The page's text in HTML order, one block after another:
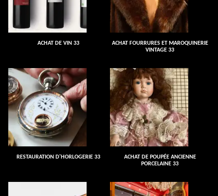
ACHAT DE VIN 33
ACHAT FOURRURES ET MAROQUINERIE
VINTAGE 33
RESTAURATION D'HORLOGERIE 33
ACHAT DE POUPÉE ANCIENNE
PORCELAINE 33